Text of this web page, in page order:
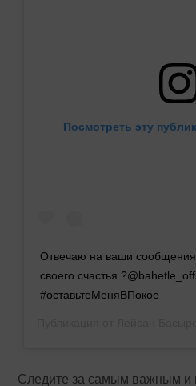
Посмотреть эту
Отвечаю на ваши
своего счастья
#оставьтеМеняВПокое
Следите за самым важным и